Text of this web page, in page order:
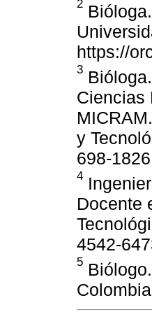
2
https://
3
Ciencias
y
698-
4
Docente
4542-
5